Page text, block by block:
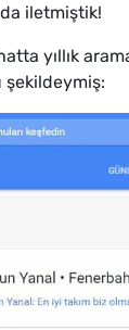
da iletmiştik!
yıllık